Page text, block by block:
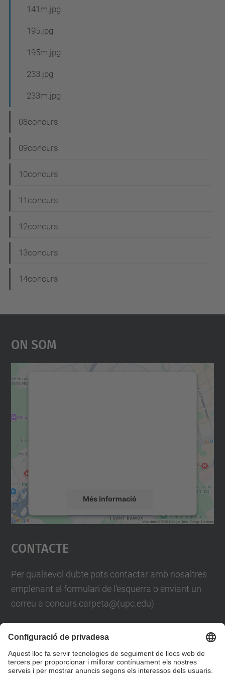
141m.jpg
195.jpg
195m.jpg
233.jpg
233m.jpg
08concurs
09concurs
10concurs
11concurs
12concurs
13concurs
14concurs
On Som
Més Informació
Accepta
powered by
Contacte
Per qualsevol dubte pots contactar amb nosaltres
emplenant el formulari de l'esquerra o enviant un
correu a concurs.carpeta@(upc.edu)
També pots trucar-nos al telèfon